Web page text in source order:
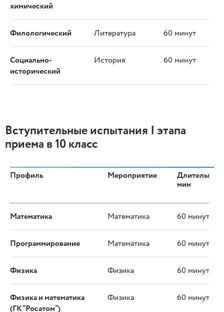
химический
Филологический Литература 60 минут
Социально-
исторический
История 60 минут
Вступительные испытания I этапа
приема в 10 класс
Профиль Мероприятие
мин
Математика Математика 60 минут
Программирование Математика 60 минут
Физика Физика 60 минут
Физика и математика
(ГК“Росатом”)
Физика 60 минут